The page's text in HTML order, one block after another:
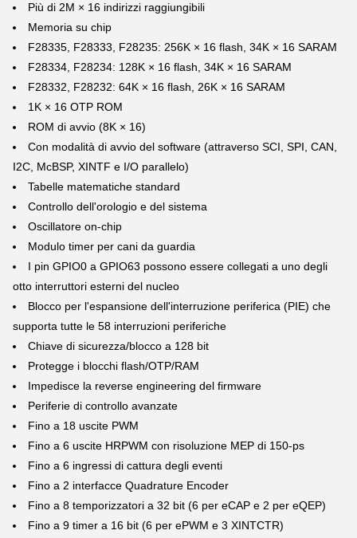
Più di 2M × 16 indirizzi raggiungibili
Memoria su chip
F28335, F28333, F28235: 256K × 16 flash, 34K × 16 SARAM
F28334, F28234: 128K × 16 flash, 34K × 16 SARAM
F28332, F28232: 64K × 16 flash, 26K × 16 SARAM
1K × 16 OTP ROM
ROM di avvio (8K × 16)
Con modalità di avvio del software (attraverso SCI, SPI, CAN,
I2C, McBSP, XINTF e I/O parallelo)
Tabelle matematiche standard
Controllo dell'orologio e del sistema
Oscillatore on-chip
Modulo timer per cani da guardia
I pin GPIO0 a GPIO63 possono essere collegati a uno degli
otto interruttori esterni del nucleo
Blocco per l'espansione dell'interruzione periferica (PIE) che
supporta tutte le 58 interruzioni periferiche
Chiave di sicurezza/blocco a 128 bit
Protegge i blocchi flash/OTP/RAM
Impedisce la reverse engineering del firmware
Periferie di controllo avanzate
Fino a 18 uscite PWM
Fino a 6 uscite HRPWM con risoluzione MEP di 150-ps
Fino a 6 ingressi di cattura degli eventi
Fino a 2 interfacce Quadrature Encoder
Fino a 8 temporizzatori a 32 bit (6 per eCAP e 2 per eQEP)
Fino a 9 timer a 16 bit (6 per ePWM e 3 XINTCTR)